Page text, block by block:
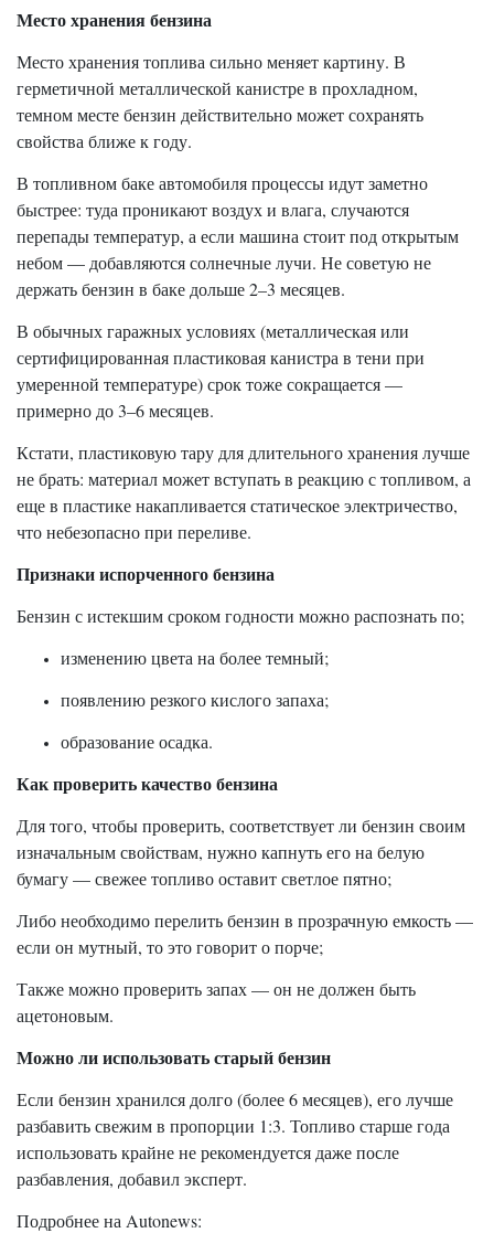
Место хранения бензина
Место хранения топлива сильно меняет картину. В
герметичной металлической канистре в прохладном,
темном месте бензин действительно может сохранять
свойства ближе к году.
В топливном баке автомобиля процессы идут заметно
быстрее: туда проникают воздух и влага, случаются
перепады температур, а если машина стоит под открытым
небом — добавляются солнечные лучи. Не советую не
держать бензин в баке дольше 2–3 месяцев.
В обычных гаражных условиях (металлическая или
сертифицированная пластиковая канистра в тени при
умеренной температуре) срок тоже сокращается —
примерно до 3–6 месяцев.
Кстати, пластиковую тару для длительного хранения лучше
не брать: материал может вступать в реакцию с топливом, а
еще в пластике накапливается статическое электричество,
что небезопасно при переливе.
Признаки испорченного бензина
Бензин с истекшим сроком годности можно распознать по;
изменению цвета на более темный;
появлению резкого кислого запаха;
образование осадка.
Как проверить качество бензина
Для того, чтобы проверить, соответствует ли бензин своим
изначальным свойствам, нужно капнуть его на белую
бумагу — свежее топливо оставит светлое пятно;
Либо необходимо перелить бензин в прозрачную емкость —
если он мутный, то это говорит о порче;
Также можно проверить запах — он не должен быть
ацетоновым.
Можно ли использовать старый бензин
Если бензин хранился долго (более 6 месяцев), его лучше
разбавить свежим в пропорции 1:3. Топливо старше года
использовать крайне не рекомендуется даже после
разбавления, добавил эксперт.
Подробнее на Autonews: